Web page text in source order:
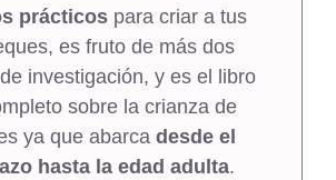
prácticos para criar a tus
es fruto de más dos
investigación, y es el libro
sobre la crianza de
ya que abarca desde el
hasta la edad adulta.